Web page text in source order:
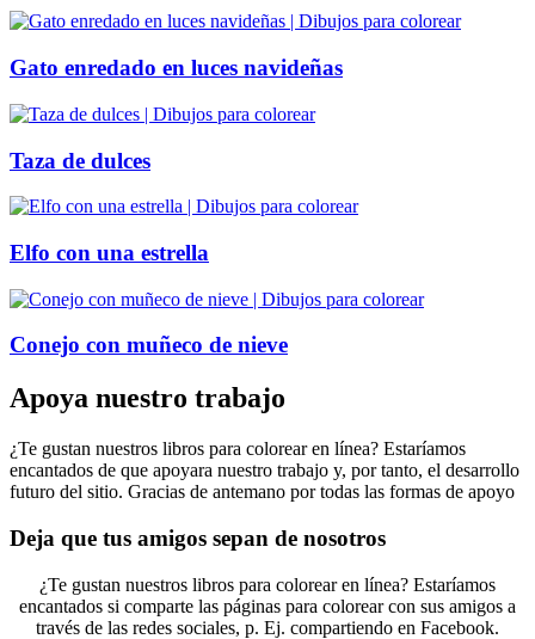
Gato enredado en luces navideñas
Taza de dulces
Elfo con una estrella
Conejo con muñeco de nieve
Apoya nuestro trabajo
¿Te gustan nuestros libros para colorear en línea? Estaríamos
encantados de que apoyara nuestro trabajo y, por tanto, el desarrollo
futuro del sitio. Gracias de antemano por todas las formas de apoyo
Deja que tus amigos sepan de nosotros
¿Te gustan nuestros libros para colorear en línea? Estaríamos
encantados si comparte las páginas para colorear con sus amigos a
través de las redes sociales, p. Ej. compartiendo en Facebook.